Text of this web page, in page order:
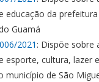
educação da
Guamá
2021 : Dispõe sobre
esporte, cultura, lazer
município de São